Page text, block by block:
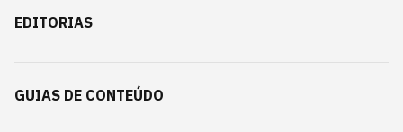
EDITORIAS
GUIAS DE CONTEÚDO